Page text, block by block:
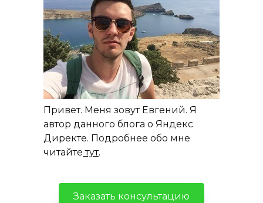
Привет. Меня зовут Евгений. Я
автор данного блога о Яндекс
Директе. Подробнее обо мне
читайте тут.
Заказать консультацию